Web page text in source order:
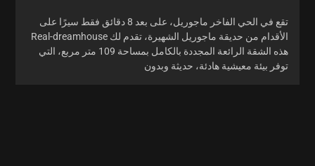
تقع في الحي الفاخر ماجوريل، على بعد 8 دقائق فقط سيرًا على
الأقدام من حديقة ماجوريل الشهيرة، تقدم لك Real-dreamhouse
هذه الشقة الرائعة المجددة بالكامل بمساحة 109 متر مربع، التي
توفر بيئة معيشية هادئة، حديثة وبدون